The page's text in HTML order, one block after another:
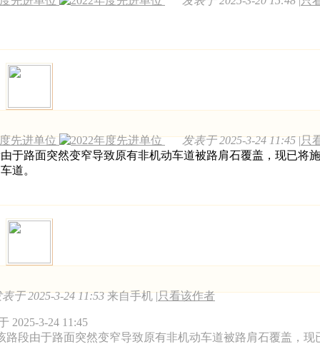
发表于 2025-3-24 11:45 |只
于路面突然变窄导致原有非机动车道被路肩石覆盖，现已
道。
于 2025-3-24 11:53 来自手机 |只看该作者
2025-3-24 11:45
路段由于路面突然变窄导致原有非机动车道被路肩石覆盖，